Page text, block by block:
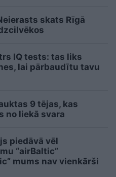
skats Rīgā
IQ tests: tas liks
lai pārbaudītu tavu
9 tējas, kas
no liekā svara
piedāvā vēl
“airBaltic”
mums nav vienkārši